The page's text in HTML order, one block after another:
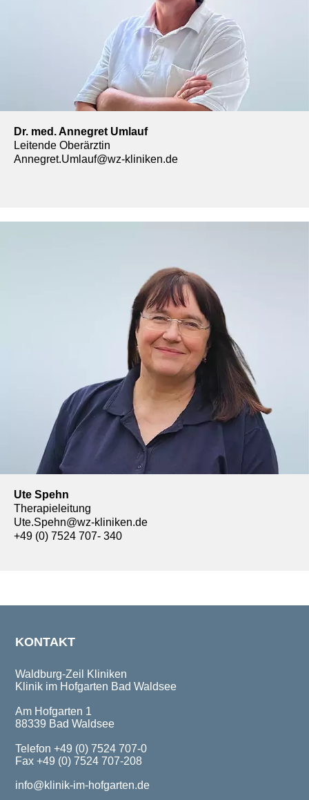
Dr. med. Annegret Umlauf
Leitende Oberärztin
Annegret.Umlauf@wz-kliniken.de
Ute Spehn
Therapieleitung
Ute.Spehn@wz-kliniken.de
+49 (0) 7524 707- 340
KONTAKT
Waldburg-Zeil Kliniken
Klinik im Hofgarten Bad Waldsee
Am Hofgarten 1
88339 Bad Waldsee
Telefon +49 (0) 7524 707-0
Fax +49 (0) 7524 707-208
info@klinik-im-hofgarten.de